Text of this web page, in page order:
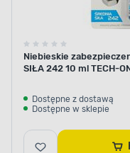
Niebieskie
SIŁA 242 10 ml TECH-
Dostępne z dostawą
Dostępne w sklepie